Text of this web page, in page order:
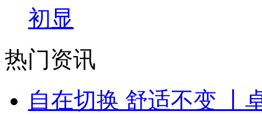
初显
热门资讯
自在切换 舒适不变 丨